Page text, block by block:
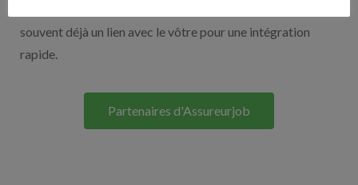
souvent déjà un lien avec le vôtre pour une intégration
rapide.
Partenaires d'Assureurjob